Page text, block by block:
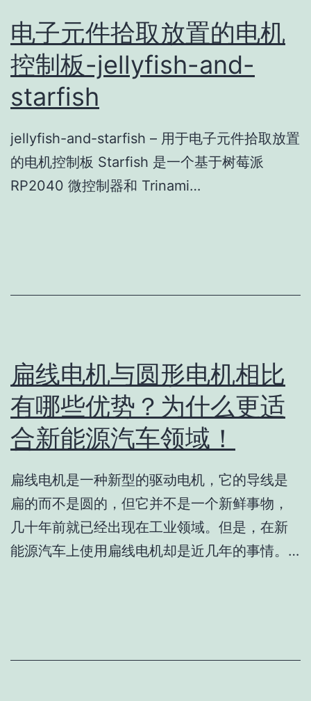
电子元件拾取放置的电机
控制板-jellyfish-and-
starfish
jellyfish-and-starfish – 用于电子元件拾取放置
的电机控制板 Starfish 是一个基于树莓派
RP2040 微控制器和 Trinami…
扁线电机与圆形电机相比
有哪些优势？为什么更适
合新能源汽车领域！
扁线电机是一种新型的驱动电机，它的导线是
扁的而不是圆的，但它并不是一个新鲜事物，
几十年前就已经出现在工业领域。但是，在新
能源汽车上使用扁线电机却是近几年的事情。…